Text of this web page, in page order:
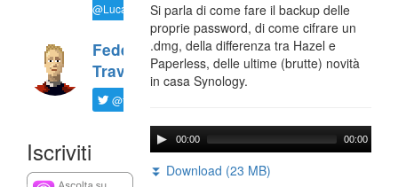
@LucaTNT
Federico
Travaini
@ftrava
Iscriviti
Si parla di come fare il backup delle
proprie password, di come cifrare un
.dmg, della differenza tra Hazel e
Paperless, delle ultime (brutte) novità
in casa Synology.
00:00 00:00
⏬ Download (23 MB)